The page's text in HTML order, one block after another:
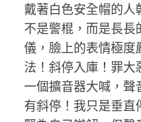
戴著白色安全帽的人
不是警棍，而是長長
儀，臉上的表情極度
法！斜停入庫！罪大
一個擴音器大喊，聲
有斜停！我只是垂